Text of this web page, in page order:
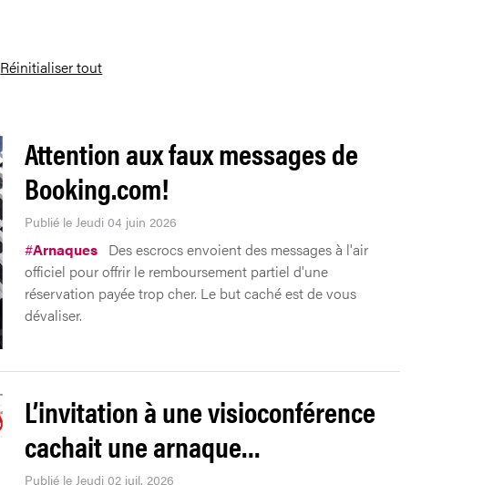
Réinitialiser tout
Attention aux faux messages de
Booking.com!
Publié le Jeudi 04 juin 2026
#Arnaques Des escrocs envoient des messages à l'air
officiel pour offrir le remboursement partiel d'une
réservation payée trop cher. Le but caché est de vous
dévaliser.
L’invitation à une visioconférence
cachait une arnaque…
Publié le Jeudi 02 juil. 2026